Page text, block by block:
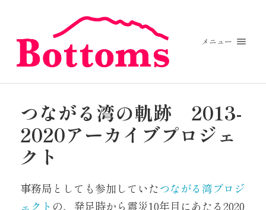
メニュー
つながる湾の軌跡 2013-
2020アーカイブプロジェ
クト
事務局としても参加していたつながる湾プロジ
ェクト の、発足時から震災10年目にあたる2020